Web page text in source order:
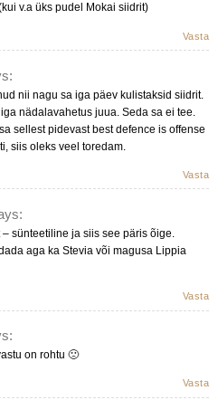
v.a üks pudel Mokai siidrit)
Vasta
nii nagu sa iga päev kulistaksid siidrit.
nädalavahetus juua. Seda sa ei tee.
sellest pidevast best defence is offense
siis oleks veel toredam.
Vasta
sünteetiline ja siis see päris õige.
aga ka Stevia või magusa Lippia
Vasta
on rohtu 🙁
Vasta